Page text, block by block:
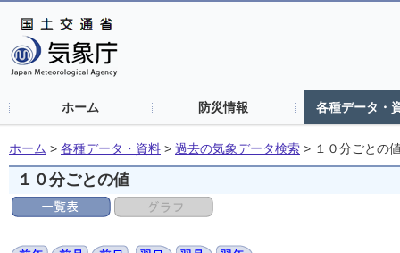
ホーム 防災情報 各種データ・
ホーム > 各種データ・資料 > 過去の気象データ検索 > １０分ごとの
１０分ごとの値